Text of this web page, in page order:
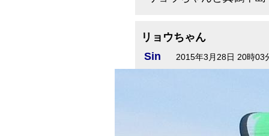
リョウちゃん
Sin
2015年3月28日 20時03